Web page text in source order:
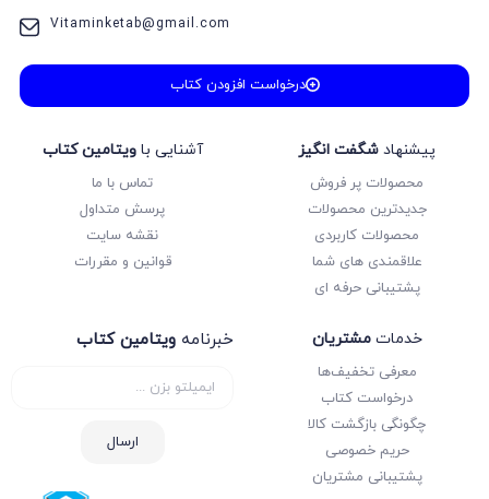
پیشنهاد شگفت انگیز
محصولات پر فروش
جدیدترین محصولات
محصولات کاربردی
علاقمندی های شما
پشتیبانی حرفه ای
آشنایی باویتامین کتاب
تماس با ما
پرسش متداول
نقشه سایت
قوانین و مقررات
خدماتمشتریان
معرفی تخفیف‌ها
درخواست کتاب
چگونگی بازگشت کالا
حریم خصوصی
پشتیبانی مشتریان
Vitaminketab@gmail.com
درخواست افزودن کتاب
خبرنامه ویتامین کتاب
ارسال